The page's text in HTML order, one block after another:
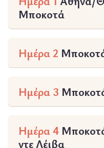
Μποκοτά
Ημέρα 2
Ημέρα 3
Ημέρα 4
ντε Λέιβα